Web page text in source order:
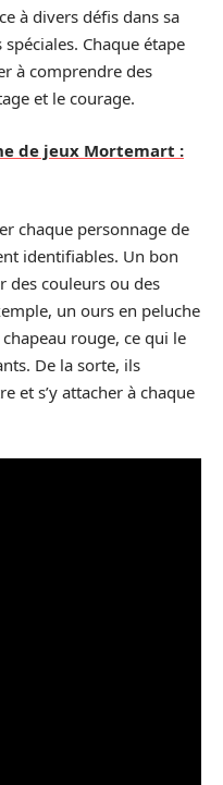
à divers défis dans sa
Chaque étape
à comprendre des
et le courage.
de jeux Mortemart :
chaque personnage de
identifiables. Un bon
des couleurs ou des
un ours en peluche
rouge, ce qui le
De la sorte, ils
et s’y attacher à chaque